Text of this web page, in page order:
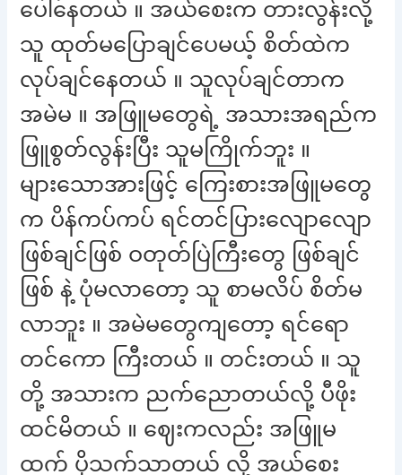
ပေါ်နေတယ် ။ အယ်စေးက တားလွန်းလို့
သူ ထုတ်မပြောချင်ပေမယ့် စိတ်ထဲက
လုပ်ချင်နေတယ် ။ သူလုပ်ချင်တာက
အမဲမ ။ အဖြူမတွေရဲ့ အသားအရည်က
ဖြူစွတ်လွန်းပြီး သူမကြိုက်ဘူး ။
များသောအားဖြင့် ကြေးစားအဖြူမတွေ
က ပိန်ကပ်ကပ် ရင်တင်ပြားလျောလျော
ဖြစ်ချင်ဖြစ် ဝတုတ်ပြဲကြီးတွေ ဖြစ်ချင်
ဖြစ် နဲ့ ပုံမလာတော့ သူ စာမလိပ် စိတ်မ
လာဘူး ။ အမဲမတွေကျတော့ ရင်ရော
တင်ကော ကြီးတယ် ။ တင်းတယ် ။ သူ
တို့ အသားက ညက်ညောတယ်လို့ ပီဖိုး
ထင်မိတယ် ။ ဈေးကလည်း အဖြူမ
ထက် ပိုသက်သာတယ် လို့ အယ်စေး